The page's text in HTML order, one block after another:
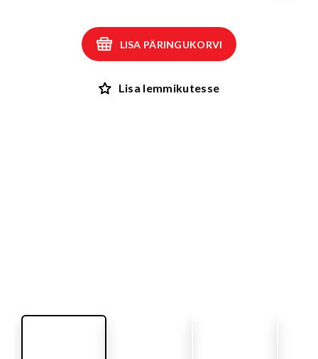
LISA PÄRINGUKORVI
Lisa lemmikutesse